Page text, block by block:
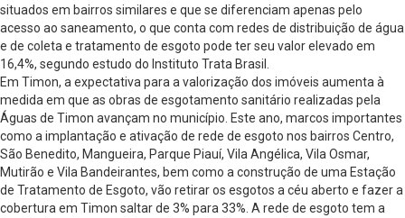
situados em bairros similares e que se diferenciam apenas pelo
acesso ao saneamento, o que conta com redes de distribuição de água
e de coleta e tratamento de esgoto pode ter seu valor elevado em
16,4%, segundo estudo do Instituto Trata Brasil.
Em Timon, a expectativa para a valorização dos imóveis aumenta à
medida em que as obras de esgotamento sanitário realizadas pela
Águas de Timon avançam no município. Este ano, marcos importantes
como a implantação e ativação de rede de esgoto nos bairros Centro,
São Benedito, Mangueira, Parque Piauí, Vila Angélica, Vila Osmar,
Mutirão e Vila Bandeirantes, bem como a construção de uma Estação
de Tratamento de Esgoto, vão retirar os esgotos a céu aberto e fazer a
cobertura em Timon saltar de 3% para 33%. A rede de esgoto tem a